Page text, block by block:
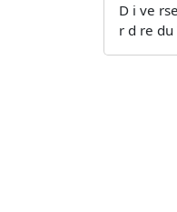
D i ve
r d re du